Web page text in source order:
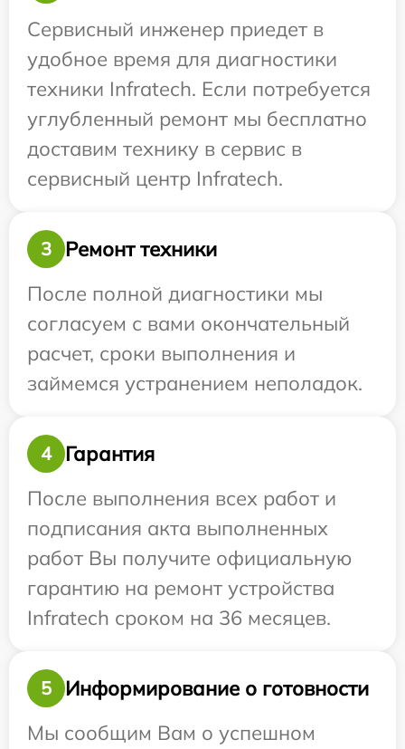
Сервисный инженер приедет в
удобное время для диагностики
техники Infratech. Если потребуется
углубленный ремонт мы бесплатно
доставим технику в сервис в
сервисный центр Infratech.
3
Ремонт техники
После полной диагностики мы
согласуем с вами окончательный
расчет, сроки выполнения и
займемся устранением неполадок.
4
Гарантия
После выполнения всех работ и
подписания акта выполненных
работ Вы получите официальную
гарантию на ремонт устройства
Infratech сроком на 36 месяцев.
5
Информирование о готовности
Мы сообщим Вам о успешном